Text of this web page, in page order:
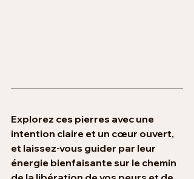
Explorez ces pierres avec une
intention claire et un cœur ouvert,
et laissez-vous guider par leur
énergie bienfaisante sur le chemin